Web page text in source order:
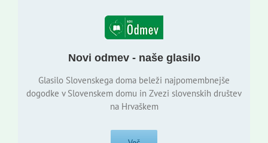
Novi odmev - naše glasilo
Glasilo Slovenskega doma beleži najpomembnejše
dogodke v Slovenskem domu in Zvezi slovenskih društev
na Hrvaškem